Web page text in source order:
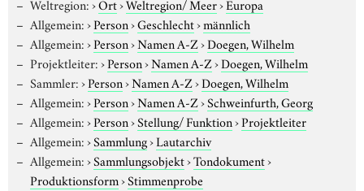
Weltregion:›Ort›Weltregion/ Meer›Europa
Allgemein:›Person›Geschlecht›männlich
Allgemein:›Person›Namen A-Z›Doegen, Wilhelm
Projektleiter:›Person›Namen A-Z›Doegen, Wilhelm
Sammler:›Person›Namen A-Z›Doegen, Wilhelm
Allgemein:›Person›Namen A-Z›Schweinfurth, Georg
Allgemein:›Person›Stellung/ Funktion›Projektleiter
Allgemein:›Sammlung›Lautarchiv
Allgemein:›Sammlungsobjekt›Tondokument›
Produktionsform›Stimmenprobe